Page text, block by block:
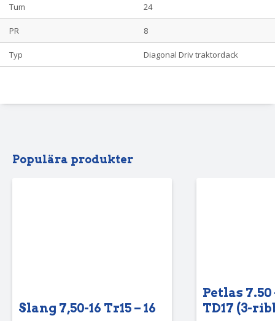
Tum 24
PR 8
Typ Diagonal Driv traktordack
Populära produkter
Slang 7,50-16 Tr15 – 16
Petlas 7.50
TD17 (3-